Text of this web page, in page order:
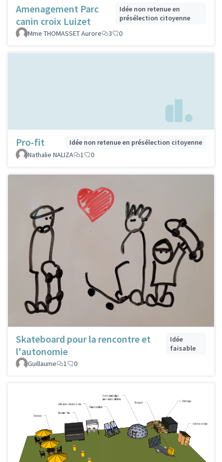
Amenagement Parc
canin croix Luizet
Idée non retenue en
présélection citoyenne
Mme THOMASSET Aurore
3 0
Pro-fit
Idée non retenue en présélection citoyenne
Nathalie NALIZA
1 0
Skateboard pour la rencontre et
l'autonomie
Idée
faisable
Guillaume
1 0